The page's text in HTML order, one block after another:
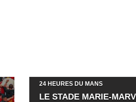
24 HEURES DU MANS
LE STADE MARIE-